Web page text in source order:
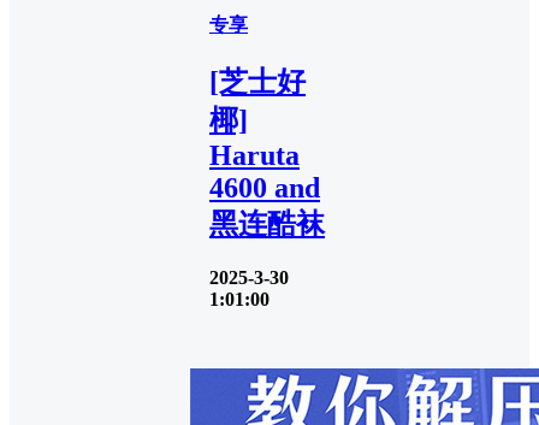
专享
[芝士好
椰]
Haruta
4600 and
黑连酷袜
2025-3-30
1:01:00